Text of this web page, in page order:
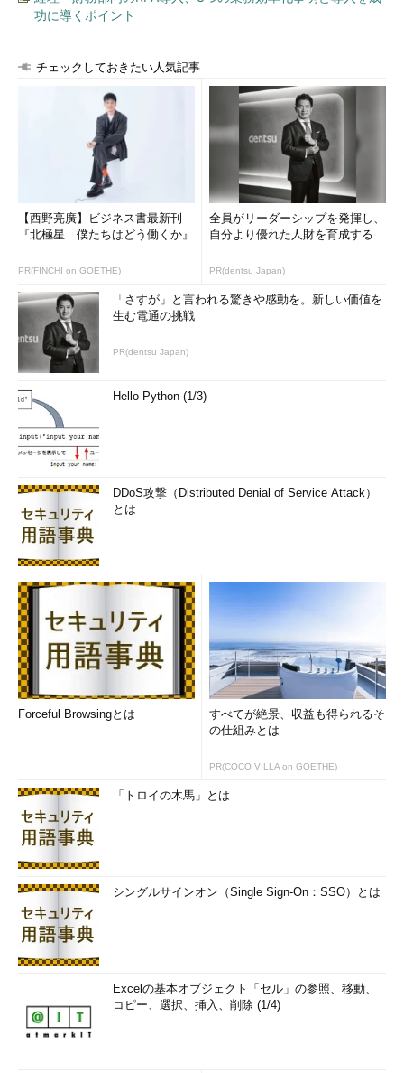
功に導くポイント
チェックしておきたい人気記事
【西野亮廣】ビジネス書最新刊
『北極星 僕たちはどう働くか』
PR(FINCHI on GOETHE)
全員がリーダーシップを発揮し、
自分より優れた人財を育成する
PR(dentsu Japan)
「さすが」と言われる驚きや感動を。新しい価値を
生む電通の挑戦
PR(dentsu Japan)
Hello Python (1/3)
DDoS攻撃（Distributed Denial of Service Attack）
とは
Forceful Browsingとは
すべてが絶景、収益も得られるそ
の仕組みとは
PR(COCO VILLA on GOETHE)
「トロイの木馬」とは
シングルサインオン（Single Sign-On：SSO）とは
Excelの基本オブジェクト「セル」の参照、移動、
コピー、選択、挿入、削除 (1/4)